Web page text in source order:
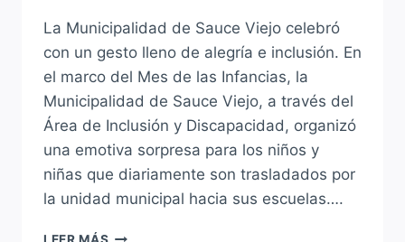
La Municipalidad de Sauce Viejo celebró
con un gesto lleno de alegría e inclusión. En
el marco del Mes de las Infancias, la
Municipalidad de Sauce Viejo, a través del
Área de Inclusión y Discapacidad, organizó
una emotiva sorpresa para los niños y
niñas que diariamente son trasladados por
la unidad municipal hacia sus escuelas….
SORPRESA